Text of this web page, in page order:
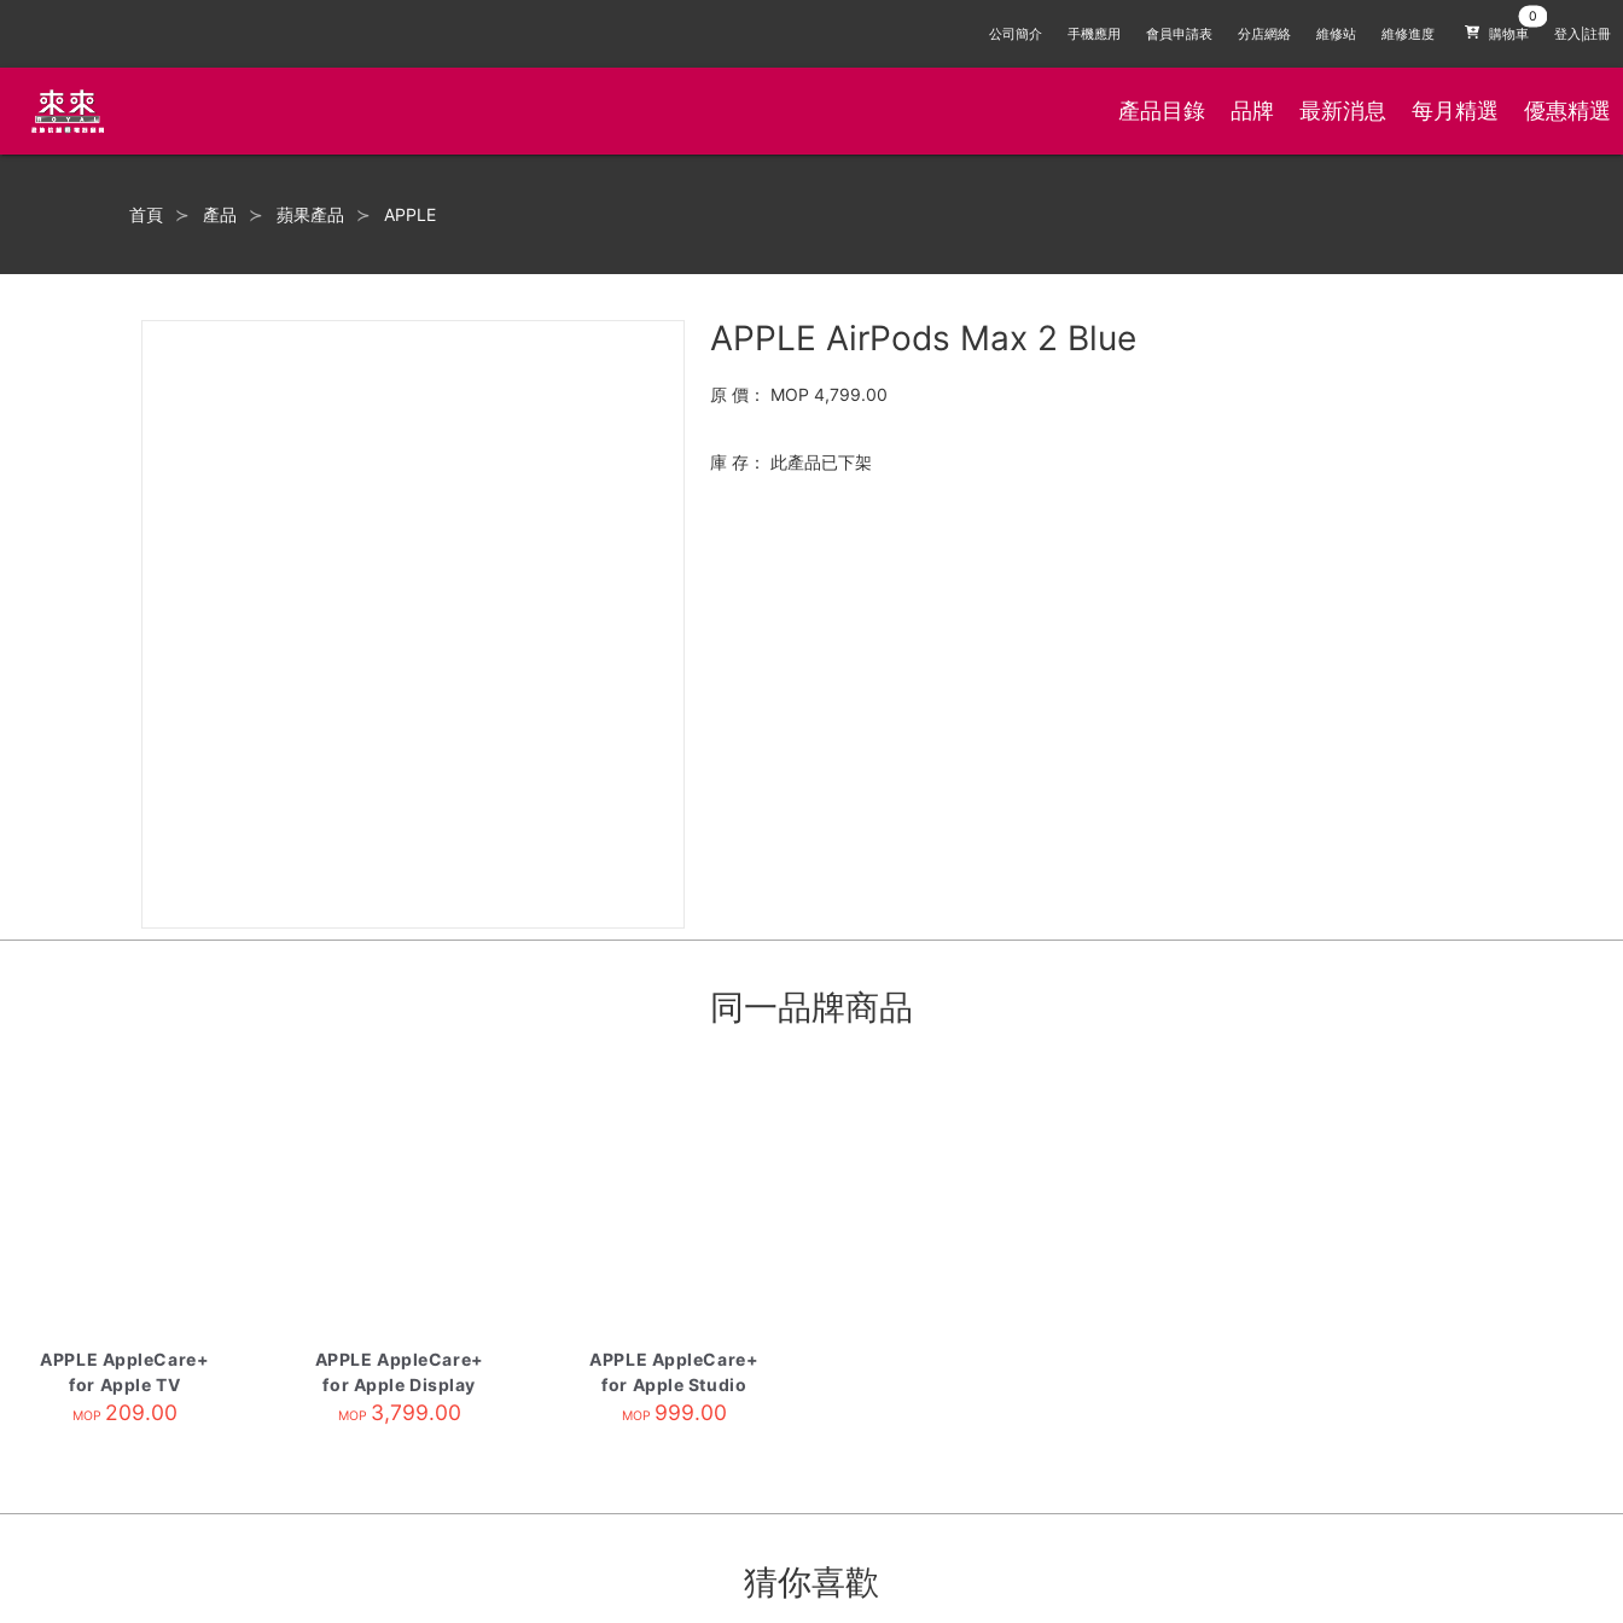
公司簡介 手機應用 會員申請表 分店網絡 維修站 維修進度 購物車 登入|註冊
產品目錄 品牌 最新消息 每月精選 優惠精選
首頁 產品 蘋果產品 APPLE
APPLE AirPods Max 2 Blue
原 價： MOP 4,799.00
庫 存： 此產品已下架
同一品牌商品
APPLE AppleCare+
for Apple TV
MOP 209.00
APPLE AppleCare+
for Apple Display
MOP 3,799.00
APPLE AppleCare+
for Apple Studio
Display
MOP 999.00
猜你喜歡